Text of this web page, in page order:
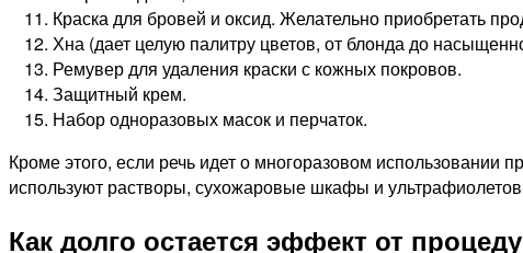
Краска для бровей и оксид. Желательно приобретать
Хна (дает целую палитру цветов, от блонда до
Ремувер для удаления краски с кожных покровов.
Защитный крем.
Набор одноразовых масок и перчаток.
Кроме этого, если речь идет о многоразовом
используют растворы, сухожаровые шкафы и
Как долго остается эффект от